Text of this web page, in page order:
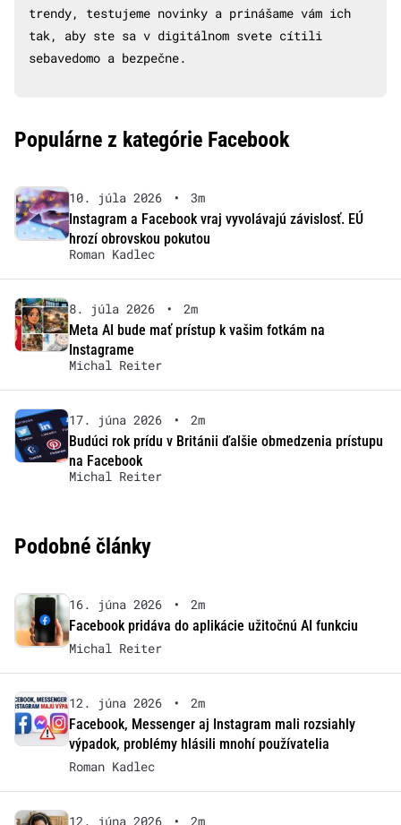
trendy, testujeme novinky a prinášame vám ich
tak, aby ste sa v digitálnom svete cítili
sebavedomo a bezpečne.
Populárne z kategórie Facebook
10. júla 2026 •
3m
Instagram a Facebook vraj vyvolávajú závislosť. EÚ
hrozí obrovskou pokutou
Roman Kadlec
8. júla 2026 •
2m
Meta AI bude mať prístup k vašim fotkám na
Instagrame
Michal Reiter
17. júna 2026 •
2m
Budúci rok prídu v Británii ďalšie obmedzenia prístupu
na Facebook
Michal Reiter
Podobné články
16. júna 2026 •
2m
Facebook pridáva do aplikácie užitočnú AI funkciu
Michal Reiter
12. júna 2026 •
2m
Facebook, Messenger aj Instagram mali rozsiahly
výpadok, problémy hlásili mnohí používatelia
Roman Kadlec
12. júna 2026 •
2m